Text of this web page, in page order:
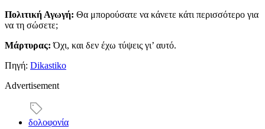
Πολιτική Αγωγή: Θα μπορούσατε να κάνετε κάτι περισσότερο για
να τη σώσετε;
Μάρτυρας: Όχι, και δεν έχω τύψεις γι’ αυτό.
Πηγή: Dikastiko
Advertisement
δολοφονία